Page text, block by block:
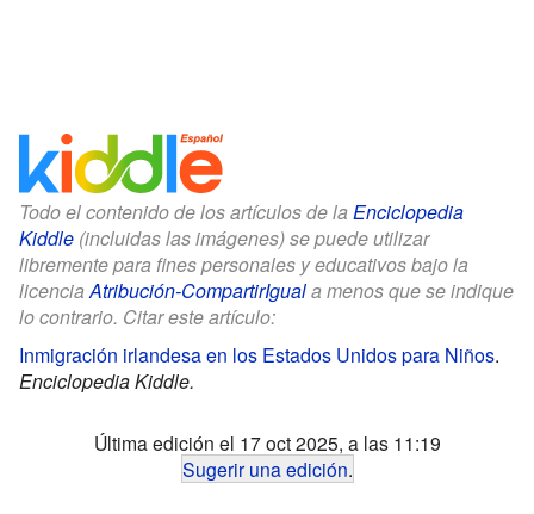
Todo el contenido de los artículos de la Enciclopedia
Kiddle (incluidas las imágenes) se puede utilizar
libremente para fines personales y educativos bajo la
licenciaAtribución-CompartirIguala menos que se indique
lo contrario. Citar este artículo:
Inmigración irlandesa en los Estados Unidos para Niños.
Enciclopedia Kiddle.
Última edición el 17 oct 2025, a las 11:19
Sugerir una edición.